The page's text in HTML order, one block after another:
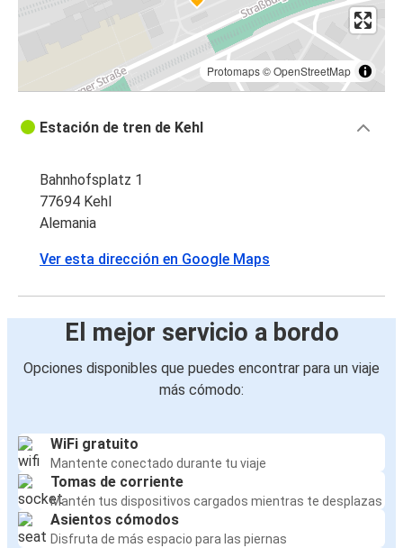
Protomaps©OpenStreetMap
Estación de tren de Kehl
Bahnhofsplatz 1
77694 Kehl
Alemania
Ver esta dirección en Google Maps
El mejor servicio a bordo
Opciones disponibles que puedes encontrar para un viaje
más cómodo:
WiFi gratuito
Mantente conectado durante tu viaje
Tomas de corriente
Mantén tus dispositivos cargados mientras te desplazas
Asientos cómodos
Disfruta de más espacio para las piernas